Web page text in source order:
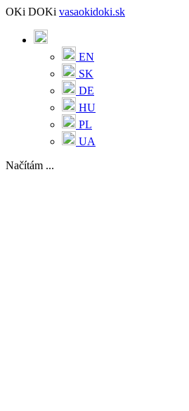
OKi DOKi vasaokidoki.sk
EN
SK
DE
HU
PL
UA
Načítám ...